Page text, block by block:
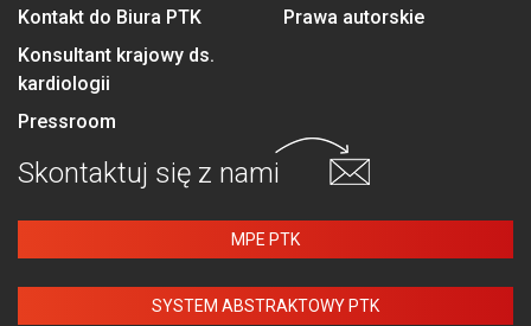
Kontakt do Biura PTK
Konsultant krajowy ds.
kardiologii
Pressroom
Prawa autorskie
Skontaktuj się z nami
MPE PTK
SYSTEM ABSTRAKTOWY PTK